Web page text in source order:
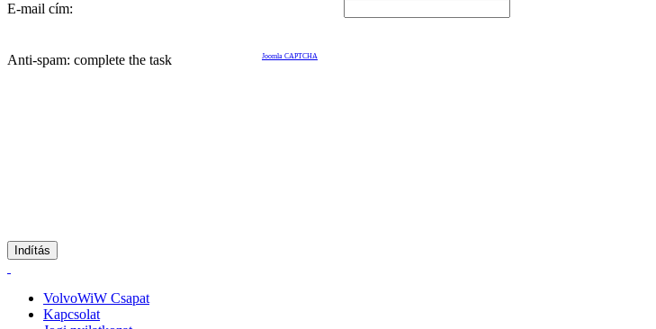
E-mail cím:
Anti-spam: complete the task Joomla CAPTCHA
Indítás
VolvoWiW Csapat
Kapcsolat